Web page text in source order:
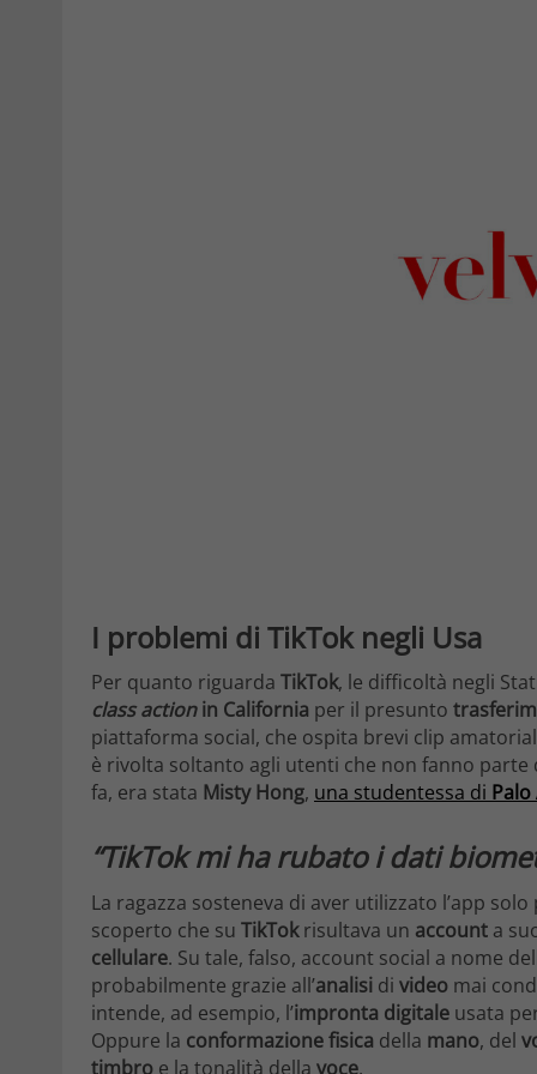
I problemi di TikTok negli Usa
Per quanto riguarda TikTok, le difficoltà negli
class actionin California per il presunto
piattaforma social, che ospita brevi clip
è rivolta soltanto agli utenti che non fanno parte
fa, era stata Misty Hong, una studentessa di
“TikTok mi ha rubato i dati
La ragazza sosteneva di aver utilizzato l’app
scoperto che su TikTokrisultava un account a
cellulare. Su tale, falso, account social a nome
probabilmente grazie all’analisi di video mai
intende, ad esempio, l’impronta digitale usata
Oppure la conformazione fisica della mano, del
timbro e la tonalità della voce.